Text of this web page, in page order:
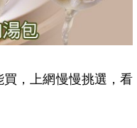
，上網慢慢挑選，看